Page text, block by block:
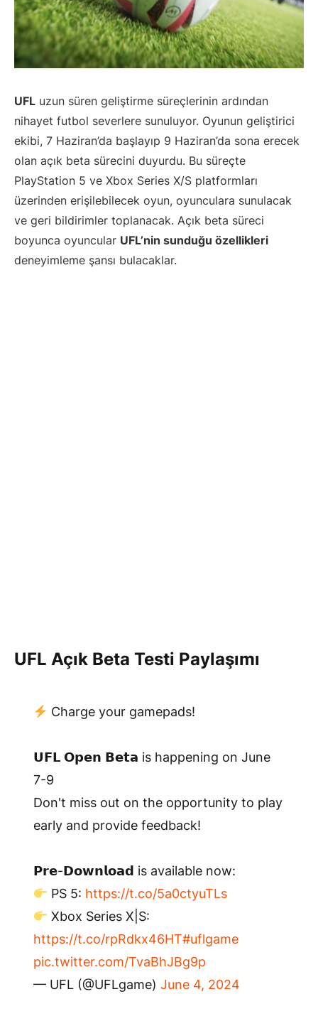
UFL uzun süren geliştirme süreçlerinin ardından
nihayet futbol severlere sunuluyor. Oyunun geliştirici
ekibi, 7 Haziran’da başlayıp 9 Haziran’da sona erecek
olan açık beta sürecini duyurdu. Bu süreçte
PlayStation 5 ve Xbox Series X/S platformları
üzerinden erişilebilecek oyun, oyunculara sunulacak
ve geri bildirimler toplanacak. Açık beta süreci
boyunca oyuncular UFL’nin sunduğu özellikleri
deneyimleme şansı bulacaklar.
UFL Açık Beta Testi Paylaşımı
Charge your gamepads!
𝗨𝗙𝗟 𝗢𝗽𝗲𝗻 𝗕𝗲𝘁𝗮 is happening on June
7-9
Don't miss out on the opportunity to play
early and provide feedback!
𝗣𝗿𝗲-𝗗𝗼𝘄𝗻𝗹𝗼𝗮𝗱 is available now:
PS 5: https://t.co/5a0ctyuTLs
Xbox Series X|S:
https://t.co/rpRdkx46HT#uflgame
pic.twitter.com/TvaBhJBg9p
— UFL (@UFLgame) June 4, 2024